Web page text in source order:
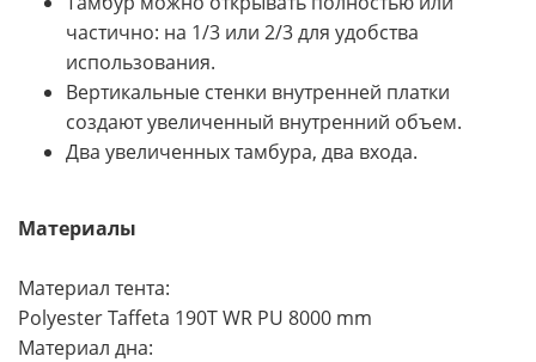
частично: на 1/3 или 2/3 для удобства
использования.
Вертикальные стенки внутренней платки
создают увеличенный внутренний объем.
Два увеличенных тамбура, два входа.
Материалы
Материал тента:
Polyester Taffeta 190T WR PU 8000 mm
Материал дна: